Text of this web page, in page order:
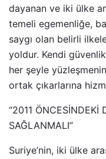
dayanan ve iki ülke
temeli egemenliğe,
saygı olan belirli
yoldur. Kendi
her şeyle
ortak çıkarlarına
“2011 ÖNCESİNDEKİ
SAĞLANMALI”
Suriye’nin, iki ülke